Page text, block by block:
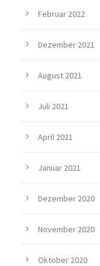
Februar 2022
Dezember 2021
August 2021
Juli 2021
April 2021
Januar 2021
Dezember 2020
November 2020
Oktober 2020